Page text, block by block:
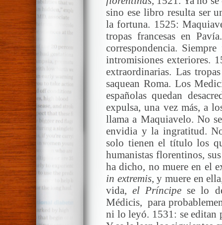
sino ese libro resulta ser
la fortuna. 1525:
tropas francesas en
correspondencia.
intromisiones exteriores.
extraordinarias. Las
saquean Roma. Los
españolas quedan
expulsa, una vez más, a
llama a Maquiavelo. No
envidia y la ingratitud.
solo tienen el título los
humanistas florentinos,
ha dicho, no muere en el
in extremis, y muere en
vida,el Príncipe se lo
Médicis, para
ni lo leyó. 1531: se editan